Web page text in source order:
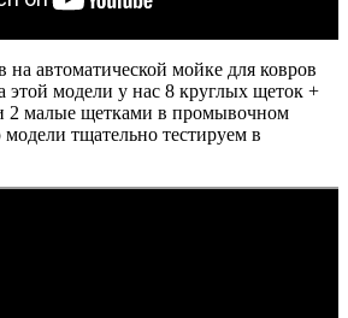
на автоматической мойке для ковров
модели у нас 8 круглых щеток +
2 малые щетками в промывочном
тщательно тестируем в